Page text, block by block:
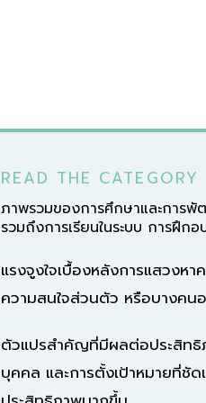
READ THE CATEGORY
ภาพรวมของการศึกษาและการพั
รวมถึงการเรียนในระบบ การฝึก
แรงจูงใจเบื้องหลังการแสวง
ความสนใจส่วนตัว หรือบางคน
ตัวแปรสำคัญที่มีผลต่อประสิทธิ
บุคคล และการตั้งเป้าหมายที่ชั